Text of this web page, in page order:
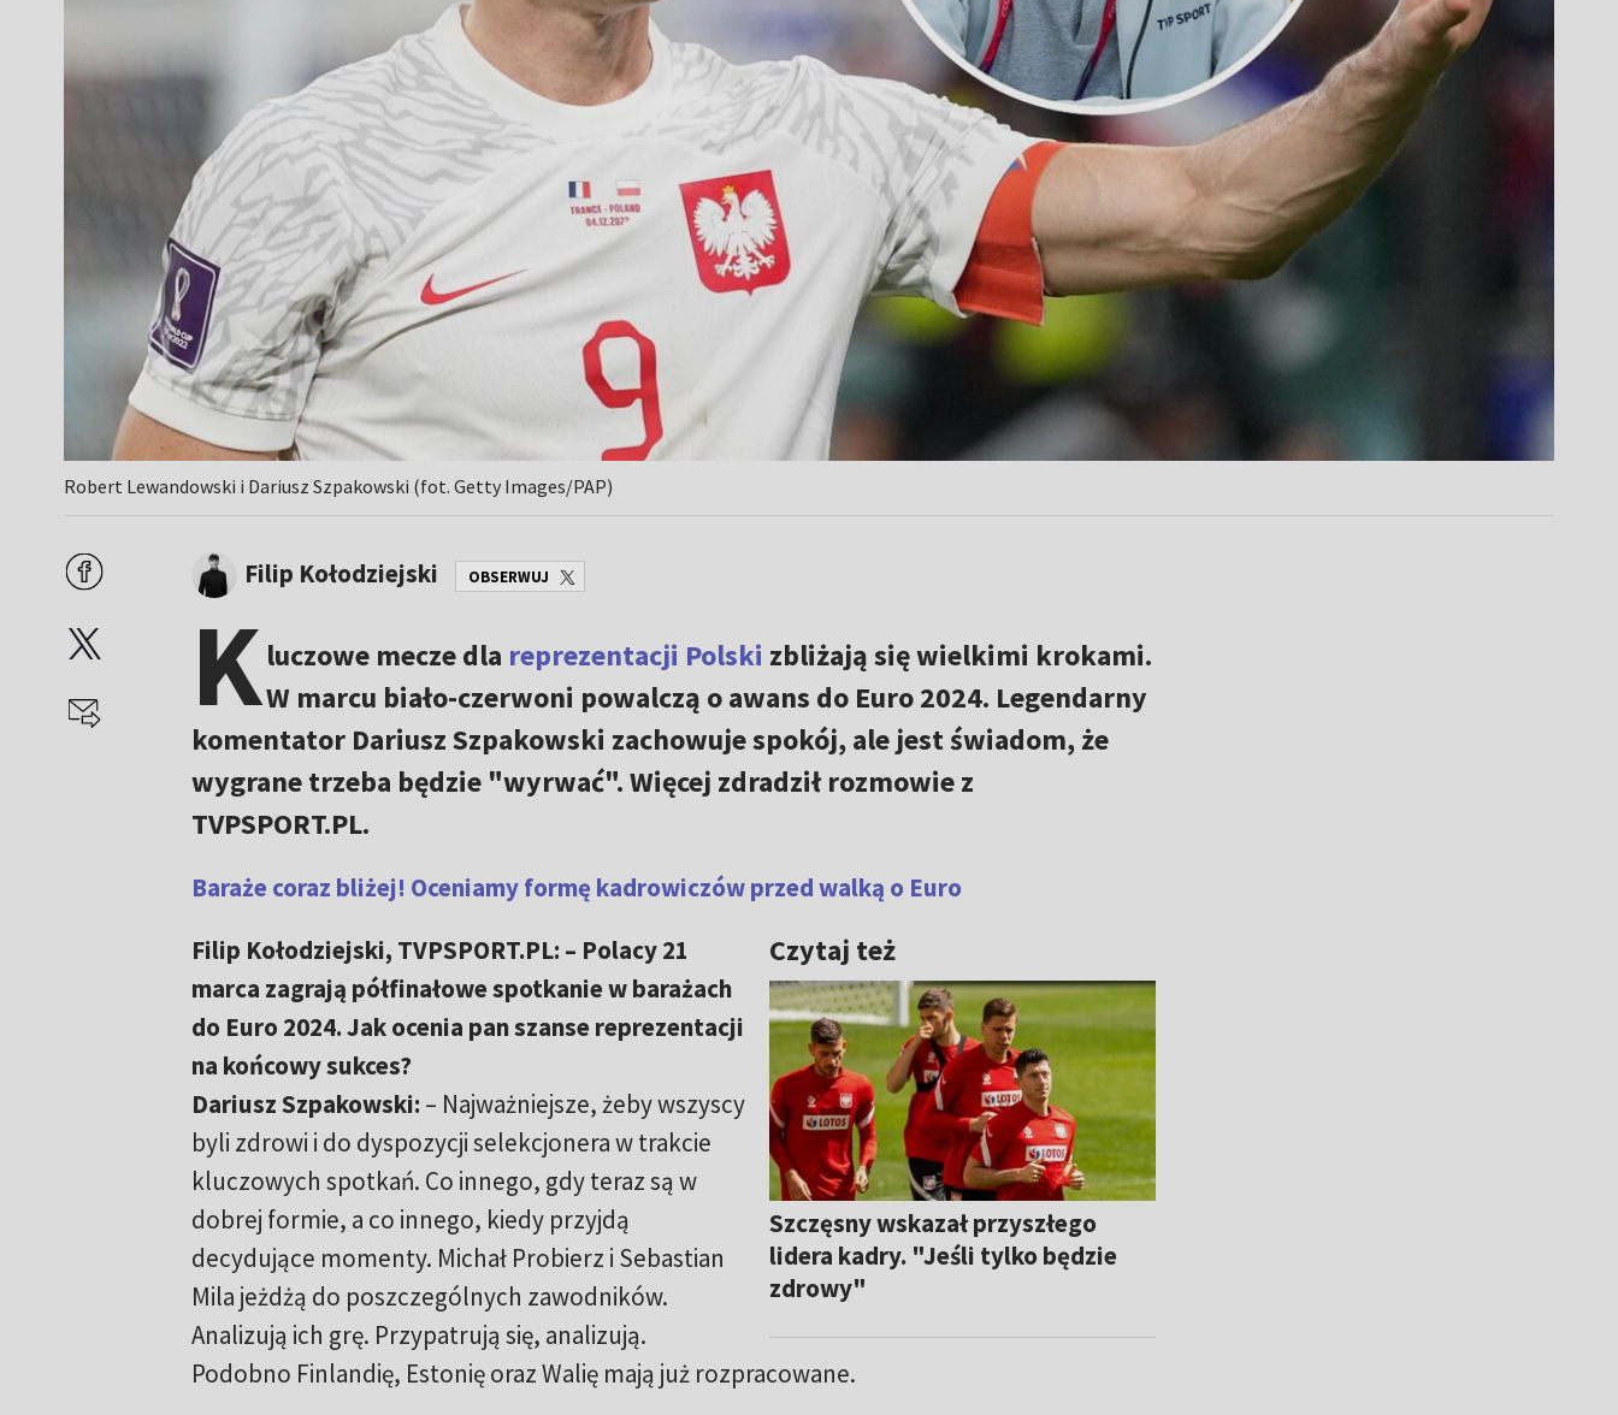
Robert Lewandowski i Dariusz Szpakowski (fot. Getty Images/PAP)
Filip Kołodziejski OBSERWUJ
Kluczowe mecze dla reprezentacji Polski zbliżają się wielkimi krokami.
W marcu biało-czerwoni powalczą o awans do Euro 2024. Legendarny
komentator Dariusz Szpakowski zachowuje spokój, ale jest świadom, że
wygrane trzeba będzie "wyrwać". Więcej zdradził rozmowie z
TVPSPORT.PL.
Baraże coraz bliżej! Oceniamy formę kadrowiczów przed walką o Euro
Czytaj też
Szczęsny wskazał przyszłego
lidera kadry. "Jeśli tylko będzie
zdrowy"
Filip Kołodziejski, TVPSPORT.PL: – Polacy 21
marca zagrają półfinałowe spotkanie w barażach
do Euro 2024. Jak ocenia pan szanse reprezentacji
na końcowy sukces?
Dariusz Szpakowski: – Najważniejsze, żeby wszyscy
byli zdrowi i do dyspozycji selekcjonera w trakcie
kluczowych spotkań. Co innego, gdy teraz są w
dobrej formie, a co innego, kiedy przyjdą
decydujące momenty. Michał Probierz i Sebastian
Mila jeżdżą do poszczególnych zawodników.
Analizują ich grę. Przypatrują się, analizują.
Podobno Finlandię, Estonię oraz Walię mają już rozpracowane.